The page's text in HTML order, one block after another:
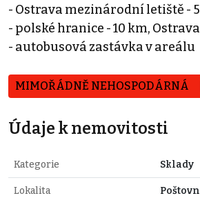
- Ostrava mezinárodní letiště -
- polské hranice - 10 km,
- autobusová zastávka v areálu
MIMOŘÁDNĚ NEHOSPODÁRNÁ
Údaje k nemovitosti
Kategorie Sklady
Lokalita